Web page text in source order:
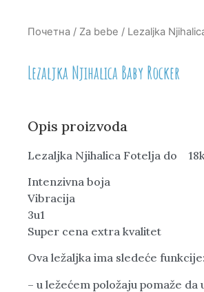
Почетна / Za bebe / Lezaljka
Lezaljka Njihalica Baby Rocker
Opis proizvoda
Lezaljka Njihalica Fotelja do
Intenzivna boja
Vibracija
3u1
Super cena extra kvalitet
Ova ležaljka ima sledeće funkcije:
– u ležećem položaju pomaže da